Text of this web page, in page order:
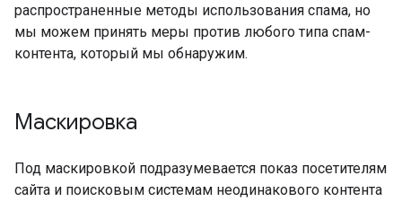
распространенные методы использования спама, но
мы можем принять меры против любого типа спам-
контента, который мы обнаружим.
Маскировка
Под маскировкой подразумевается показ посетителям
сайта и поисковым системам неодинакового контента